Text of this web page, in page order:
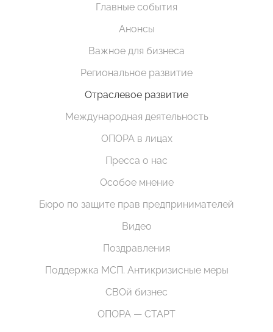
Главные события
Анонсы
Важное для бизнеса
Региональное развитие
Отраслевое развитие
Международная деятельность
ОПОРА в лицах
Пресса о нас
Особое мнение
Бюро по защите прав предпринимателей
Видео
Поздравления
Поддержка МСП. Антикризисные меры
СВОй бизнес
ОПОРА — СТАРТ